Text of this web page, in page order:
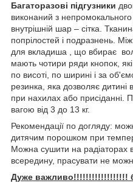
Багаторазові підгузники
виконаний з
внутрішній шар – сітка.
попрілостей і подразнень.
для вкладиша , що вбирає
мають чотири ряди кнопок,
по висоті, по ширині і за
резинка, яка дозволяє
при нахилах або присіданні.
вагою від 3 до 13 кг.
Рекомендації по догляду:
дитячим порошком при
Можна сушити на радіаторах
всередину, прасувати не
Дуже важливо!!!!!!!!!!!!!!!!!!